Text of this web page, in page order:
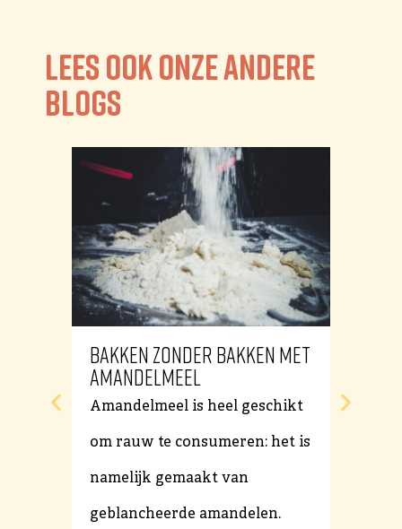
Lees ook onze andere
blogs
Bakken zonder bakken met
amandelmeel
Amandelmeel is heel geschikt
om rauw te consumeren: het is
namelijk gemaakt van
geblancheerde amandelen.
In de